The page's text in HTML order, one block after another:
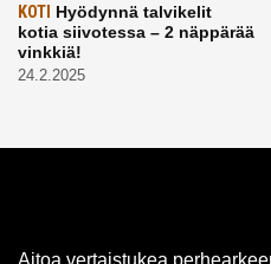
KOTI Hyödynnä talvikelit
kotia siivotessa – 2 näppärää
vinkkiä!
24.2.2025